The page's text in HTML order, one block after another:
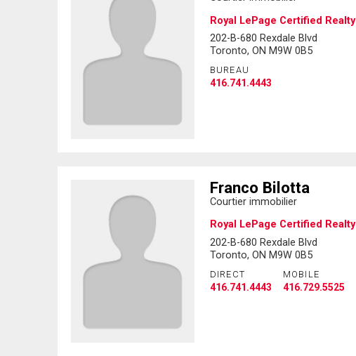
Royal LePage Certified Realty
202-B-680 Rexdale Blvd
Toronto, ON M9W 0B5
BUREAU
416.741.4443
Franco Bilotta
Courtier immobilier
Royal LePage Certified Realty
202-B-680 Rexdale Blvd
Toronto, ON M9W 0B5
DIRECT
416.741.4443
MOBILE
416.729.5525